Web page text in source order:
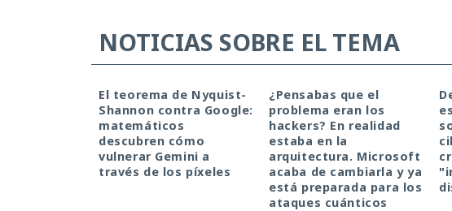
NOTICIAS SOBRE EL TEMA
El teorema de Nyquist-
Shannon contra Google:
matemáticos
descubren cómo
vulnerar Gemini a
través de los píxeles
¿Pensabas que el
problema eran los
hackers? En realidad
estaba en la
arquitectura. Microsoft
acaba de cambiarla y ya
está preparada para los
ataques cuánticos